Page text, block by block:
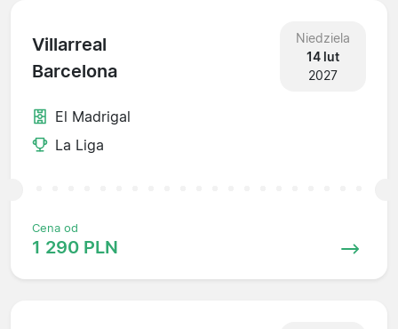
Villarreal
Barcelona
Niedziela
14 lut
2027
El Madrigal
La Liga
Cena od
1 290 PLN